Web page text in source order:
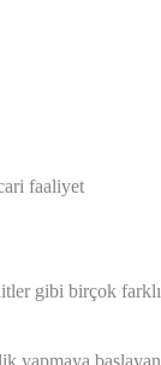
faaliyet
gibi birçok farklı
yapmaya başlayan